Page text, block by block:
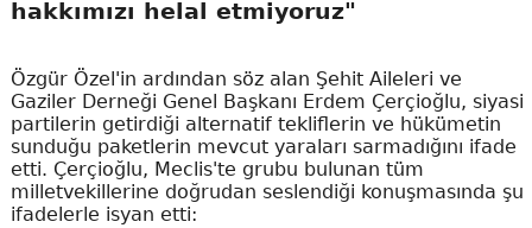
hakkımızı helal etmiyoruz"
Özgür Özel'in ardından söz alan Şehit Aileleri ve
Gaziler Derneği Genel Başkanı Erdem Çerçioğlu, siyasi
partilerin getirdiği alternatif tekliflerin ve hükümetin
sunduğu paketlerin mevcut yaraları sarmadığını ifade
etti. Çerçioğlu, Meclis'te grubu bulunan tüm
milletvekillerine doğrudan seslendiği konuşmasında şu
ifadelerle isyan etti: